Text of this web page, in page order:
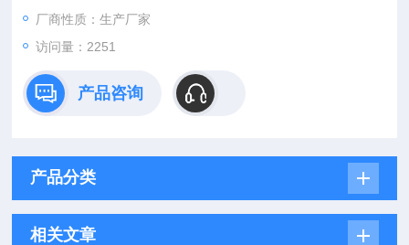
厂商性质：生产厂家
访问量：2251
产品咨询
产品分类
相关文章